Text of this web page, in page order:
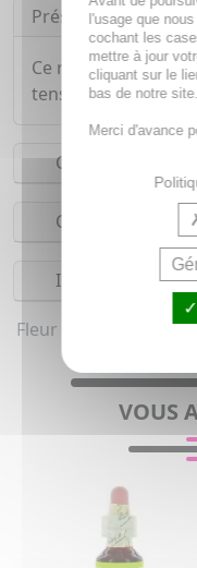
Présentation
Ce roll-on aide à
tensions ou agités.
Conseils
Composition
Indications
Fleur de bach et
VOUS
l'usage que
cochant les
mettre à jour
cliquant sur le
bas de notre site.
Merci d'avance